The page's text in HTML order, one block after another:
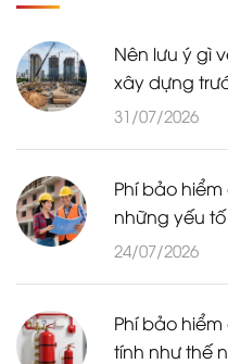
Nên lưu ý gì
xây dựng
31/07/2026
Phí bảo
những yếu
24/07/2026
Phí bảo
tính như thế